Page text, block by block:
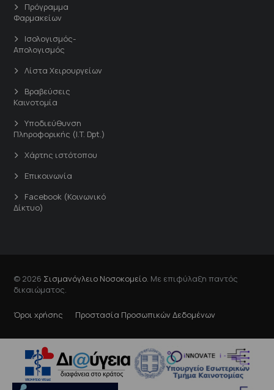
Πρόγραμμα
Φαρμακείων
Ισολογισμός-
Απολογισμός
Λίστα Χειρουργείων
Βραβεύσεις
Καινοτομία
Υποδιεύθυνση
Πληροφορικής (I.T. Dpt.)
Χάρτης ιστότοπου
Επικοινωνία
Facebook (Κοινωνικό
Δίκτυο)
© 2026 Σισμανόγλειο Νοσοκομείο . Με επιφύλαξη παντός
δικαιώματος.
Όροι χρήσης Προστασία Προσωπικών Δεδομένων